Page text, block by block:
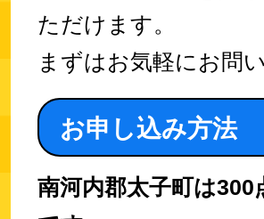
ただけます。
まずはお気軽にお問
お申し込み方法
南河内郡太子町は